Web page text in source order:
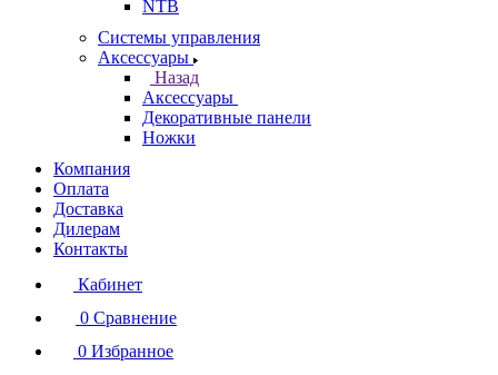
NTB
Системы управления
Аксессуары
Назад
Аксессуары
Декоративные панели
Ножки
Компания
Оплата
Доставка
Дилерам
Контакты
Кабинет
0 Сравнение
0 Избранное